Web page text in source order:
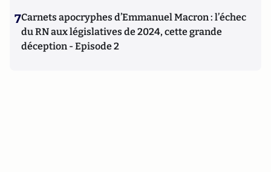
7Carnets apocryphes d’Emmanuel Macron : l’échec
du RN aux législatives de 2024, cette grande
déception - Episode 2